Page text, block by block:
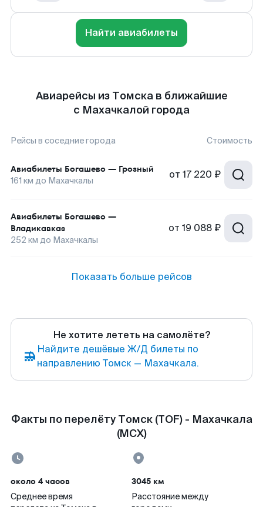
Найти авиабилеты
Авиарейсы из Томска в ближайшие
с Махачкалой города
Рейсы в соседние города Стоимость
Авиабилеты Богашево — Грозный
161 км до Махачкалы от 17 220 ₽
Авиабилеты Богашево —
Владикавказ
252 км до Махачкалы
от 19 088 ₽
Показать больше рейсов
Не хотите лететь на самолёте?
Найдите дешёвые Ж/Д билеты по
направлению Томск — Махачкала.
Факты по перелёту Томск (TOF) - Махачкала
(MCX)
около 4 часов
Среднее время
3045 км
Расстояние между